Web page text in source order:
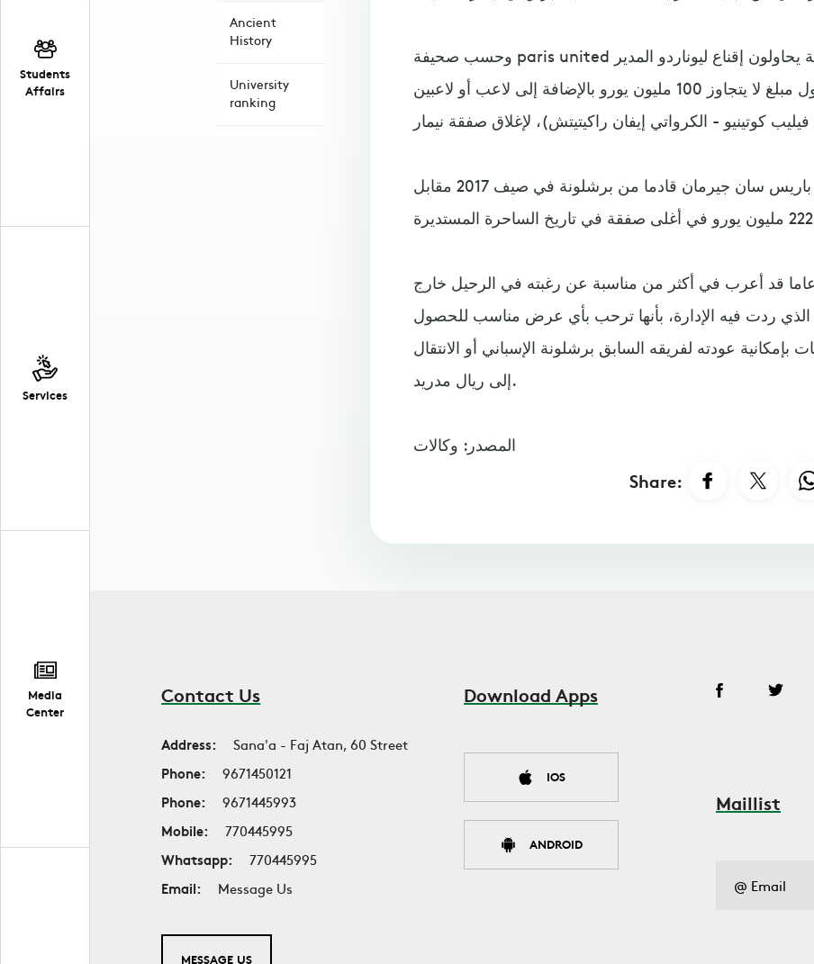
Students
Affairs
Services
Media
Center
Ancient
History
University
ranking
وحسب صحيفة paris united الفرنسية، فإن مسؤولي برشلونة يحاولون إقناع ليوناردو المدير
الرياضي لباريس سان جيرمان بقبول مبلغ لا يتجاوز 100 مليون يورو بالإضافة إلى لاعب أو لاعبين
يذكر أن نيمار كان قد انتقل إلى باريس سان جيرمان قادما من برشلونة في صيف 2017 مقابل
المستديرة.
وكان اللاعب البرازيلي البالغ 27 عاما قد أعرب في أكثر من مناسبة عن رغبته في الرحيل خارج
الذي ردت فيه الإدارة، بأنها ترحب بأي عرض مناسب للحصول
عودته لفريقه السابق برشلونة الإسباني أو الانتقال
إلى ريال مدريد.
المصدر: وكالات
Share:
Contact Us
Address:
Sana'a - Faj Atan, 60 Street
Phone:
9671450121
Phone:
9671445993
Mobile:
770445995
Whatsapp:
770445995
Email:
Message Us
MESSAGE US
Download Apps
IOS
ANDROID
Maillist